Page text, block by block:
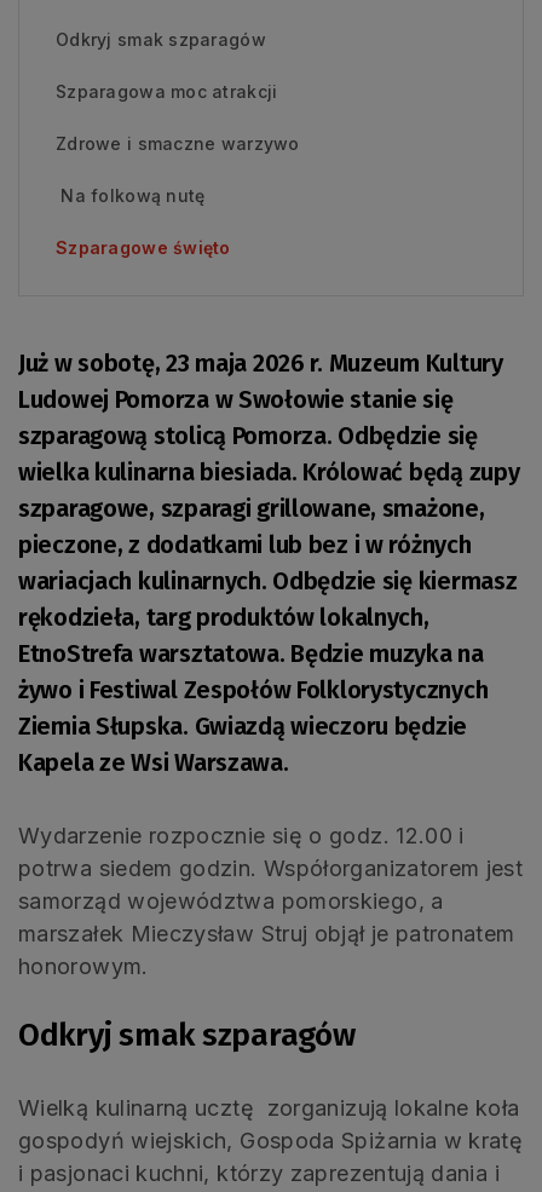
Odkryj smak szparagów
Szparagowa moc atrakcji
Zdrowe i smaczne warzywo
Na folkową nutę
Szparagowe święto
Już w sobotę, 23 maja 2026 r. Muzeum Kultury
Ludowej Pomorza w Swołowie stanie się
szparagową stolicą Pomorza. Odbędzie się
wielka kulinarna biesiada. Królować będą zupy
szparagowe, szparagi grillowane, smażone,
pieczone, z dodatkami lub bez i w różnych
wariacjach kulinarnych. Odbędzie się kiermasz
rękodzieła, targ produktów lokalnych,
EtnoStrefa warsztatowa. Będzie muzyka na
żywo i Festiwal Zespołów Folklorystycznych
Ziemia Słupska. Gwiazdą wieczoru będzie
Kapela ze Wsi Warszawa.
Wydarzenie rozpocznie się o godz. 12.00 i
potrwa siedem godzin. Współorganizatorem jest
samorząd województwa pomorskiego, a
marszałek Mieczysław Struj objął je patronatem
honorowym.
Odkryj smak szparagów
Wielką kulinarną ucztę zorganizują lokalne koła
gospodyń wiejskich, Gospoda Spiżarnia w kratę
i pasjonaci kuchni, którzy zaprezentują dania i